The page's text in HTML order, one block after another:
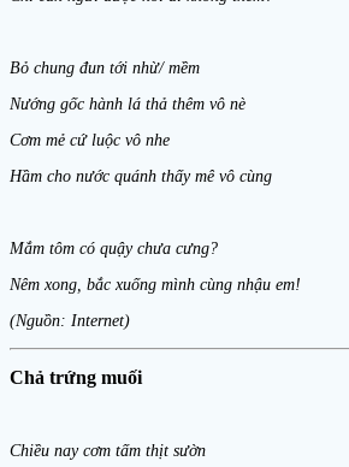
Bỏ chung đun tới nhừ/ mềm
Nướng gốc hành lá thả thêm vô nè
Cơm mẻ cứ luộc vô nhe
Hầm cho nước quánh thấy mê vô cùng
Mắm tôm có quậy chưa cưng?
Nêm xong, bắc xuống mình cùng nhậu em!
(Nguồn: Internet)
Chả trứng muối
Chiều nay cơm tấm thịt sườn